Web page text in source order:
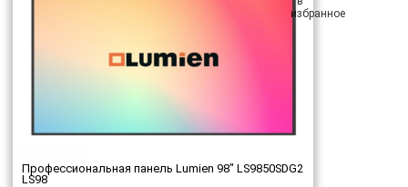
Профессиональная панель Lumien 98" LS9850SDG2
LS98